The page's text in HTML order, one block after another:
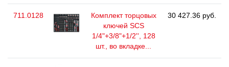
711.0128
Комплект торцовых
ключей SCS
1/4"+3/8"+1/2'', 128
шт., во вкладке...
30 427.36 руб.